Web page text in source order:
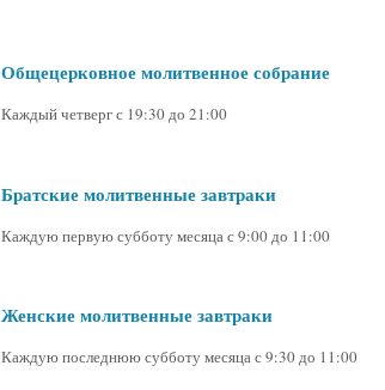
Общецерковное молитвенное собрание
Каждый четверг с 19:30 до 21:00
Братские молитвенные завтраки
Каждую первую субботу месяца с 9:00 до 11:00
Женские молитвенные завтраки
Каждую последнюю субботу месяца с 9:30 до 11:00